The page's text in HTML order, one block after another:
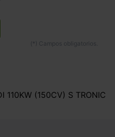
110KW (150CV) S TRONIC